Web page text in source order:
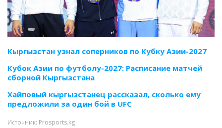
Кыргызстан узнал соперников по Кубку Азии-2027
Кубок Азии по футболу-2027: Расписание матчей
сборной Кыргызстана
Хайповый кыргызстанец рассказал, сколько ему
предложили за один бой в UFC
Источник: Prosports.kg